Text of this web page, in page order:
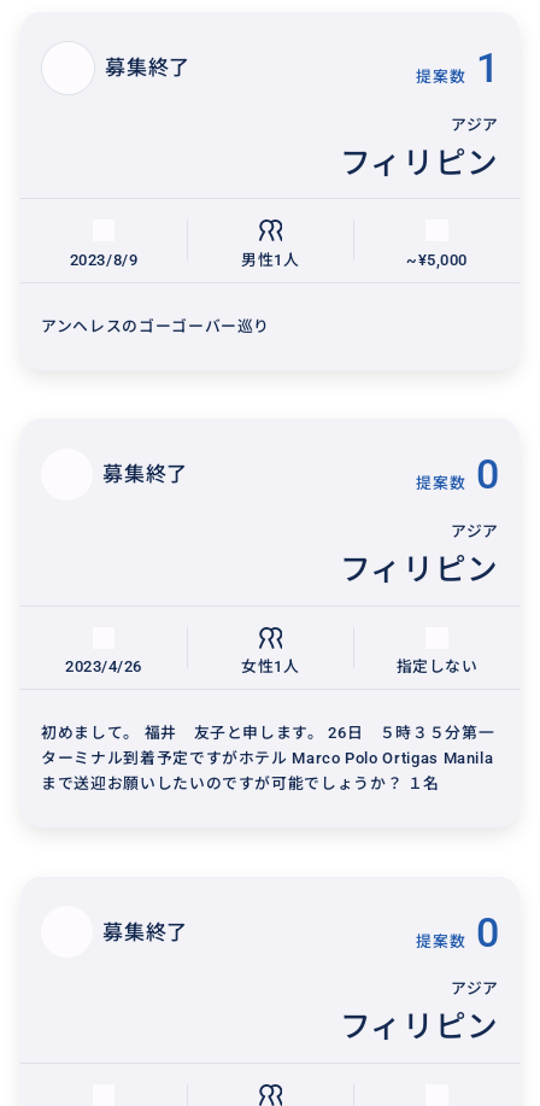
募集終了 提案数 1
アジア
フィリピン
2023/8/9 男性1人 ~¥5,000
アンヘレスのゴーゴーバー巡り
募集終了 提案数 0
アジア
フィリピン
2023/4/26 女性1人 指定しない
初めまして。 福井 友子と申します。 26日 ５時３５分第一
ターミナル到着予定ですがホテル Marco Polo Ortigas Manila
まで送迎お願いしたいのですが可能でしょうか？ １名
募集終了 提案数 0
アジア
フィリピン